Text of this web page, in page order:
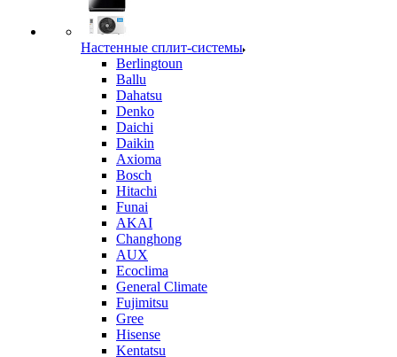
Настенные сплит-системы
Berlingtoun
Ballu
Dahatsu
Denko
Daichi
Daikin
Axioma
Bosch
Hitachi
Funai
AKAI
Changhong
AUX
Ecoclima
General Climate
Fujimitsu
Gree
Hisense
Kentatsu